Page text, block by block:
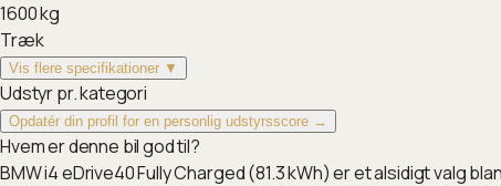
1600kg
Træk
Vis flere specifikationer ▼
Udstyr pr. kategori
Opdatér din profil for en personlig udstyrsscore →
Hvem er denne bil god til?
BMW i4 eDrive40 Fully Charged (81.3 kWh) er et alsidigt valg